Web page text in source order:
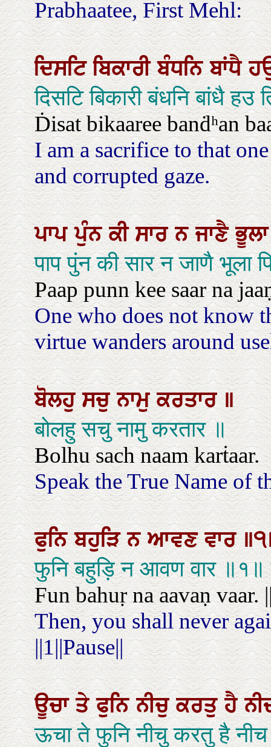
Prabhaatee, First Mehl:
ਦਿਸਟਿਬਿਕਾਰੀਬੰਧਨਿਬਾਂਧੈ
दिसटि बिकारी बंधनि बांधै
Ḋisat bikaaree banḋʰan
I am a sacrifice to that
and corrupted gaze.
ਪਾਪਪੁੰਨਕੀਸਾਰਨਜਾਣੈ
पाप पुंन की सार न जाणै भूला
Paap punn kee saar na
One who does not know
virtue wanders around
ਬੋਲਹੁਸਚੁਨਾਮੁਕਰਤਾਰ॥
बोलहु सचु नामु करतार ॥
Bolhu sach naam karṫaar.
Speak the True Name of
ਫੁਨਿਬਹੁੜਿਨਆਵਣਵਾਰ
फुनि बहुड़ि न आवण वार ॥१॥
Fun bahuṛ na aavaṇ vaar.
Then, you shall never
||1||Pause||
ਊਚਾਤੇਫੁਨਿਨੀਚੁਕਰਤੁਹੈ
ऊचा ते फुनि नीचु करतु है